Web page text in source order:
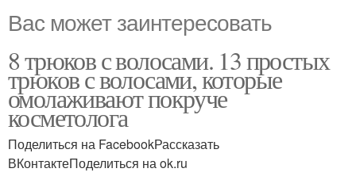
Вас может заинтересовать
8 трюков с волосами. 13 простых
трюков с волосами, которые
омолаживают покруче
косметолога
Поделиться на FacebookРассказать
ВКонтактеПоделиться на ok.ru